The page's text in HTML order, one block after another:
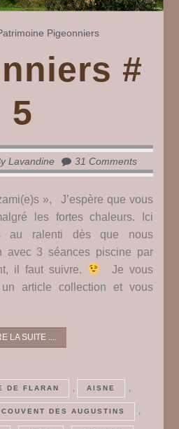
Pigeonniers
#
5
Lavandine 31 Comments
», J’espère que vous
les fortes chaleurs. Ici
au ralenti dès que nous
avec 3 séances piscine par
il faut suivre.
Je vous
un article collection et vous
LA SUITE ....
DE FLARAN AISNE
COUVENT DES AUGUSTINS